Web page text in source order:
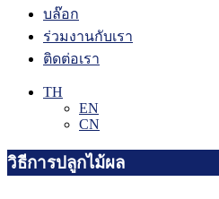
บล๊อก
ร่วมงานกับเรา
ติดต่อเรา
TH
EN
CN
วิธีการปลูกไม้ผล